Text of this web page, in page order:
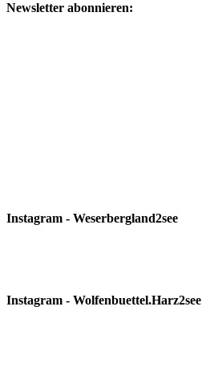
Newsletter abonnieren:
Instagram - Weserbergland2see
Instagram - Wolfenbuettel.Harz2see